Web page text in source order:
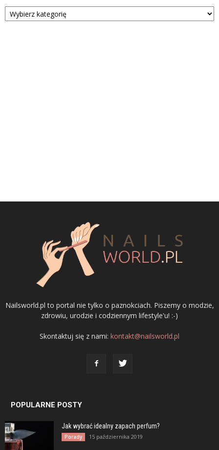
Kategorie
Nailsworld.pl to portal nie tylko o paznokciach. Piszemy o modzie,
zdrowiu, urodzie i codziennym lifestyle'u! :-)
Skontaktuj się z nami: kontakt@nailsworld.pl
POPULARNE POSTY
Jak wybrać idealny zapach perfum?
Porady 15 października 2019